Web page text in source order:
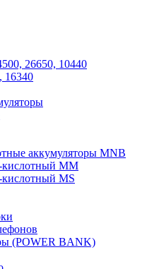
26650, 10440
16340
аккумуляторы MNB
MM
MS
(POWER BANK)